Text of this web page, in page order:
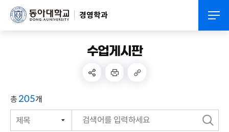
경영학과
수업게시판
총 205개
검
색
번호
제목
작성자